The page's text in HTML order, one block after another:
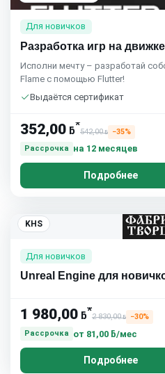
Для новичков
Разработка игр на
Исполни мечту – разработай
Flame с помощью Flutter!
Выдаётся сертификат
352,00 ƃ*
542,00ƃ
−35%
Рассрочка
на 12 месяцев
Подробнее
KHS
Для новичков
Unreal Engine для
1 980,00 ƃ*
2 830,00ƃ
−30%
Рассрочка
от 81,00 ƃ/мес
Подробнее